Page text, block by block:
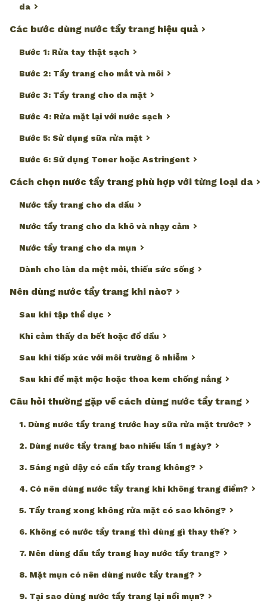
da
Các bước dùng nước tẩy trang hiệu quả
Bước 1: Rửa tay thật sạch
Bước 2: Tẩy trang cho mắt và môi
Bước 3: Tẩy trang cho da mặt
Bước 4: Rửa mặt lại với nước sạch
Bước 5: Sử dụng sữa rửa mặt
Bước 6: Sử dụng Toner hoặc Astringent
Cách chọn nước tẩy trang phù hợp với từng loại da
Nước tẩy trang cho da dầu
Nước tẩy trang cho da khô và nhạy cảm
Nước tẩy trang cho da mụn
Dành cho làn da mệt mỏi, thiếu sức sống
Nên dùng nước tẩy trang khi nào?
Sau khi tập thể dục
Khi cảm thấy da bết hoặc đổ dầu
Sau khi tiếp xúc với môi trường ô nhiễm
Sau khi để mặt mộc hoặc thoa kem chống nắng
Câu hỏi thường gặp về cách dùng nước tẩy trang
1. Dùng nước tẩy trang trước hay sữa rửa mặt trước?
2. Dùng nước tẩy trang bao nhiều lần 1 ngày?
3. Sáng ngủ dậy có cần tẩy trang không?
4. Có nên dùng nước tẩy trang khi không trang điểm?
5. Tẩy trang xong không rửa mặt có sao không?
6. Không có nước tẩy trang thì dùng gì thay thế?
7. Nên dùng dầu tẩy trang hay nước tẩy trang?
8. Mặt mụn có nên dùng nước tẩy trang?
9. Tại sao dùng nước tẩy trang lại nổi mụn?